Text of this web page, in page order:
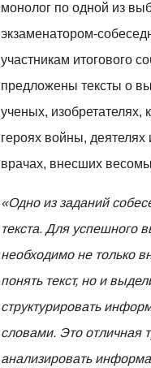
монолог по одной из
экзаменатором-
участникам итогового
предложены тексты о
ученых, изобретателях,
героях войны, деятелях
врачах, внесших
«Одно из заданий
текста. Для успешного
необходимо не только
понять текст, но и
структурировать
словами. Это отличная
анализировать